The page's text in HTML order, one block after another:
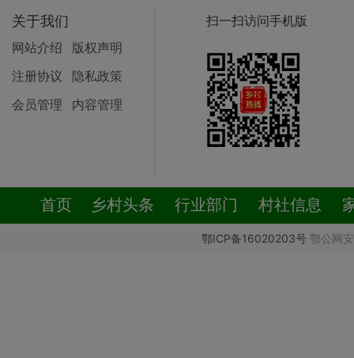
关于我们
网站介绍
版权声明
注册协议
隐私政策
会员管理
内容管理
扫一扫访问手机版
首页 乡村头条 行业部门 村社信息
鄂ICP备16020203号鄂公网